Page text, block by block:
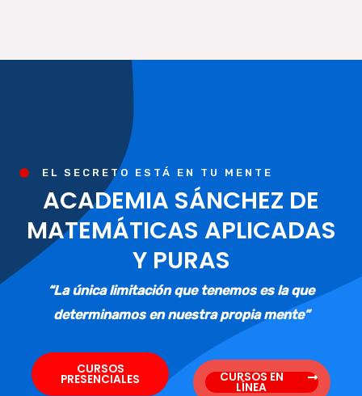
EL SECRETO ESTÁ EN TU MENTE
ACADEMIA SÁNCHEZ DE
MATEMÁTICAS APLICADAS
Y PURAS
“La única limitación que tenemos es la que
determinamos en nuestra propia mente”
CURSOS
PRESENCIALES CURSOS EN
LÍNEA